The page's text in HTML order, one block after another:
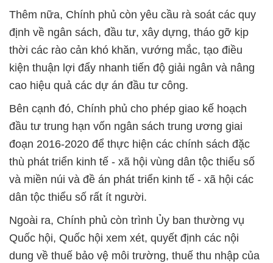
Thêm nữa, Chính phủ còn yêu cầu rà soát các quy
định về ngân sách, đầu tư, xây dựng, tháo gỡ kịp
thời các rào cản khó khăn, vướng mắc, tạo điều
kiện thuận lợi đẩy nhanh tiến độ giải ngân và nâng
cao hiệu quả các dự án đầu tư công.
Bên cạnh đó, Chính phủ cho phép giao kế hoạch
đầu tư trung hạn vốn ngân sách trung ương giai
đoạn 2016-2020 để thực hiện các chính sách đặc
thù phát triển kinh tế - xã hội vùng dân tộc thiểu số
và miền núi và đề án phát triển kinh tế - xã hội các
dân tộc thiểu số rất ít người.
Ngoài ra, Chính phủ còn trình Ủy ban thường vụ
Quốc hội, Quốc hội xem xét, quyết định các nội
dung về thuế bảo vệ môi trường, thuế thu nhập của